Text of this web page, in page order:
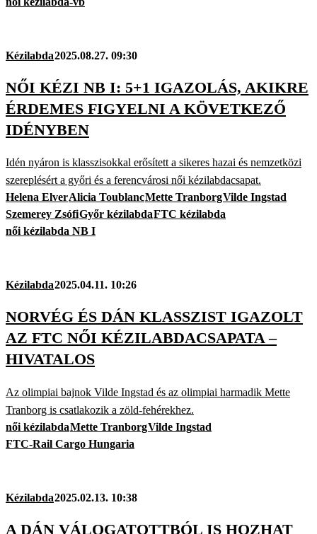
Kézilabda2025.08.27. 09:30
NŐI KÉZI NB I: 5+1 IGAZOLÁS, AKIKRE
ÉRDEMES FIGYELNI A KÖVETKEZŐ
IDÉNYBEN
Idén nyáron is klasszisokkal erősített a sikeres hazai és nemzetközi
szereplésért a győri és a ferencvárosi női kézilabdacsapat.
Helena ElverAlicia ToublancMette TranborgVilde Ingstad
Szemerey ZsófiGyőr kézilabdaFTC kézilabda
női kézilabda NB I
Kézilabda2025.04.11. 10:26
NORVÉG ÉS DÁN KLASSZIST IGAZOLT
AZ FTC NŐI KÉZILABDACSAPATA –
HIVATALOS
Az olimpiai bajnok Vilde Ingstad és az olimpiai harmadik Mette
Tranborg is csatlakozik a zöld-fehérekhez.
női kézilabdaMette TranborgVilde Ingstad
FTC-Rail Cargo Hungaria
Kézilabda2025.02.13. 10:38
A DÁN VÁLOGATOTTBÓL IS HOZHAT